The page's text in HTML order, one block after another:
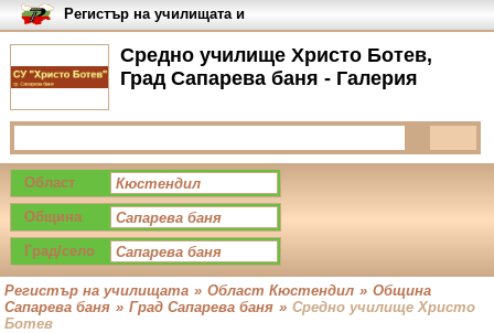
Средно училище Христо Ботев,
Град Сапарева баня - Галерия
Регистър на училищата и
университетите в България
Област
Община
Град/село
Регистър на училищата » Област Кюстендил » Община
Сапарева баня » Град Сапарева баня » Средно училище Христо
Ботев